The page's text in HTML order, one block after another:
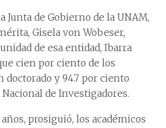
de Gobierno de la UNAM,
Gisela von Wobeser,
de esa entidad, Ibarra
cien por ciento de los
y 94.7 por ciento
de Investigadores.
prosiguió, los académicos